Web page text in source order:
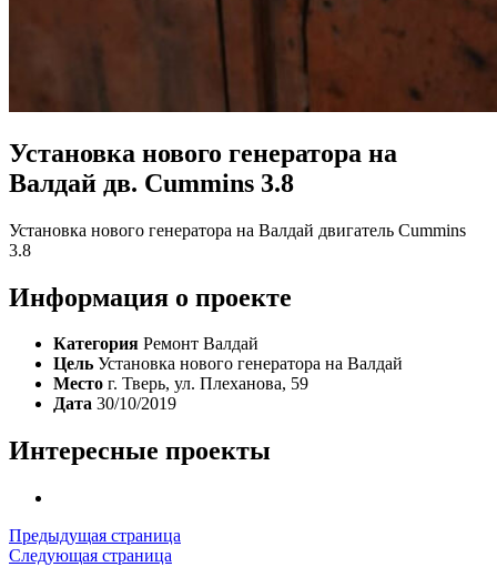
Установка нового генератора на
Валдай дв. Cummins 3.8
Установка нового генератора на Валдай двигатель Cummins
3.8
Информация о проекте
Категория Ремонт Валдай
Цель Установка нового генератора на Валдай
Место г. Тверь, ул. Плеханова, 59
Дата 30/10/2019
Интересные проекты
Предыдущая страница
Следующая страница